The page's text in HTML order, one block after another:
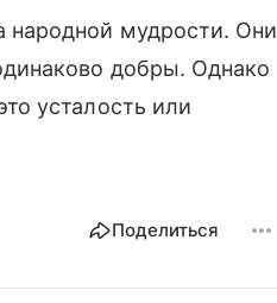
народной мудрости. Они
добры. Однако
усталость или
Поделиться